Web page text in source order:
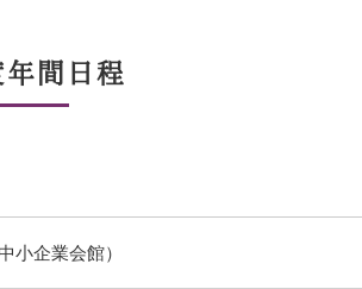
年間日程
企業会館）